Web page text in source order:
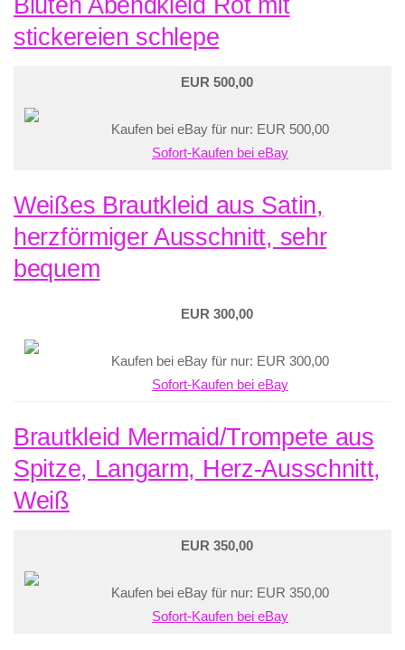
Blüten Abendkleid Rot mit
stickereien schlepe
EUR 500,00
Kaufen bei eBay für nur: EUR 500,00
Sofort-Kaufen bei eBay
Weißes Brautkleid aus Satin,
herzförmiger Ausschnitt, sehr
bequem
EUR 300,00
Kaufen bei eBay für nur: EUR 300,00
Sofort-Kaufen bei eBay
Brautkleid Mermaid/Trompete aus
Spitze, Langarm, Herz-Ausschnitt,
Weiß
EUR 350,00
Kaufen bei eBay für nur: EUR 350,00
Sofort-Kaufen bei eBay